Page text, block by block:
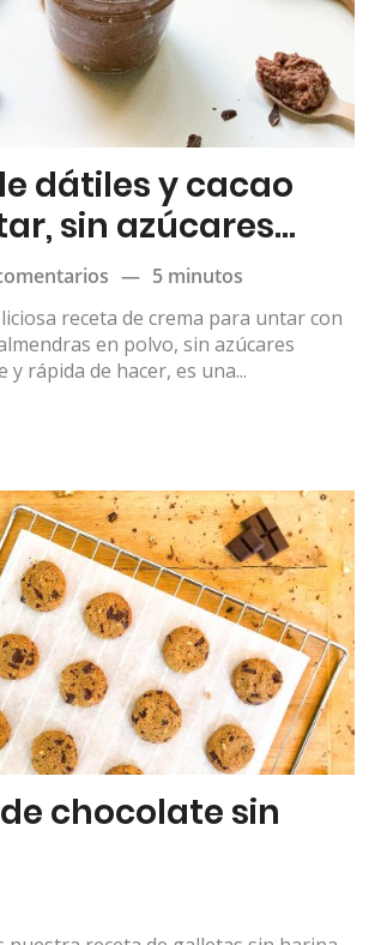
dátiles y cacao
sin azúcares
— 5 minutos
receta de crema para untar con
en polvo, sin azúcares
y rápida de hacer, es una...
chocolate sin